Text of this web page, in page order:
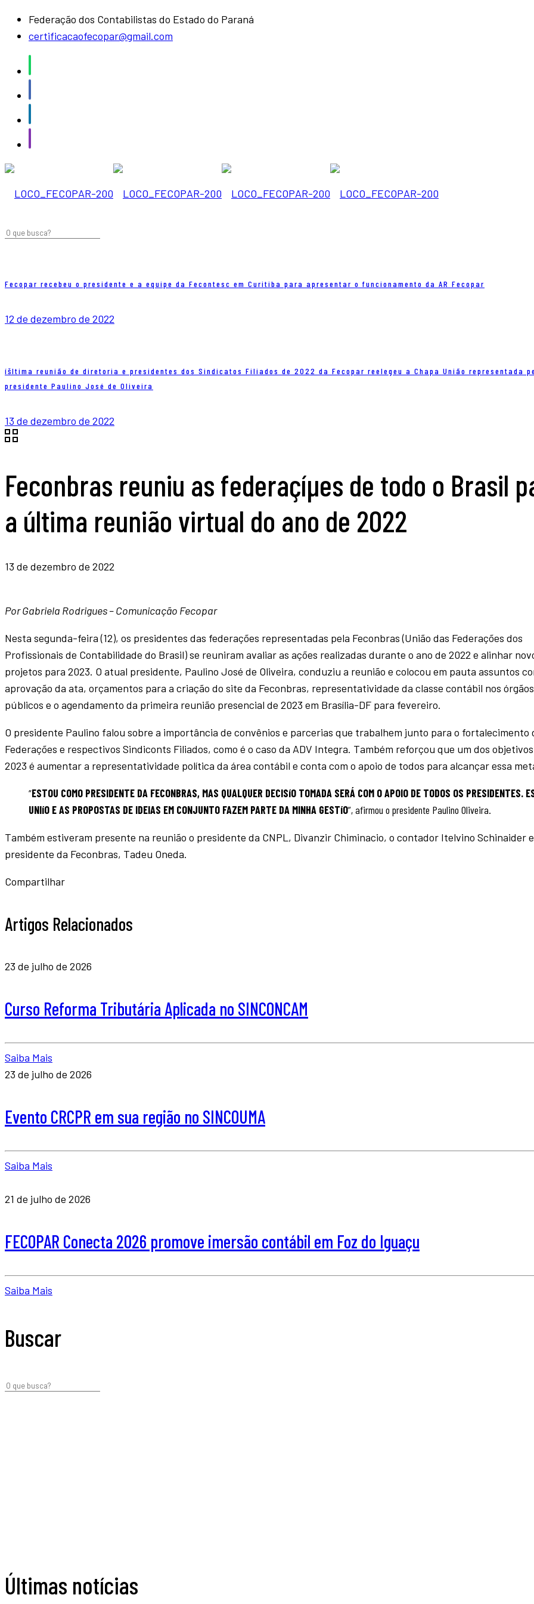
Federação dos Contabilistas do Estado do Paraná
certificacaofecopar@gmail.com
Fecopar recebeu o presidente e a equipe da Fecontesc em Curitiba para apresentar o funcionamento da AR Fecopar
12 de dezembro de 2022
íšltima reunião de diretoria e presidentes dos Sindicatos Filiados de 2022 da Fecopar reelegeu a Chapa União representada
presidente Paulino José de Oliveira
13 de dezembro de 2022
Feconbras reuniu as federaçíµes de todo o Brasil
a última reunião virtual do ano de 2022
13 de dezembro de 2022
Por Gabriela Rodrigues – Comunicação Fecopar
Nesta segunda-feira (12), os presidentes das federações representadas pela Feconbras (União das Federações dos
Profissionais de Contabilidade do Brasil) se reuniram avaliar as ações realizadas durante o ano de 2022 e alinhar
projetos para 2023. O atual presidente, Paulino José de Oliveira, conduziu a reunião e colocou em pauta assuntos
aprovação da ata, orçamentos para a criação do site da Feconbras, representatividade da classe contábil nos órgãos
públicos e o agendamento da primeira reunião presencial de 2023 em Brasília-DF para fevereiro.
O presidente Paulino falou sobre a importância de convênios e parcerias que trabalhem junto para o fortalecimento
Federações e respectivos Sindiconts Filiados, como é o caso da ADV Integra. Também reforçou que um dos
2023 é aumentar a representatividade política da área contábil e conta com o apoio de todos para alcançar essa
“ESTOU COMO PRESIDENTE DA FECONBRAS, MAS QUALQUER DECISíO TOMADA SERÁ COM O APOIO DE TODOS OS PRESIDENTES.
UNIíO E AS PROPOSTAS DE IDEIAS EM CONJUNTO FAZEM PARTE DA MINHA GESTíO”, afirmou o presidente Paulino Oliveira.
Também estiveram presente na reunião o presidente da CNPL, Divanzir Chiminacio, o contador Itelvino Schinaider
presidente da Feconbras, Tadeu Oneda.
Compartilhar
Artigos Relacionados
23 de julho de 2026
Curso Reforma Tributária Aplicada no SINCONCAM
Saiba Mais
23 de julho de 2026
Evento CRCPR em sua região no SINCOUMA
Saiba Mais
21 de julho de 2026
FECOPAR Conecta 2026 promove imersão contábil em Foz do Iguaçu
Saiba Mais
Buscar
Últimas notícias